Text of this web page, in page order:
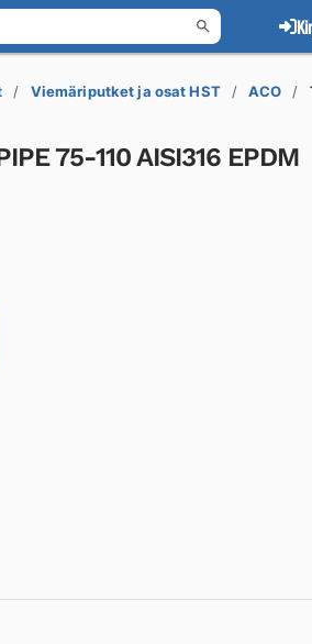
Viemäriputket ja osat HST ACO
75-110 AISI316 EPDM